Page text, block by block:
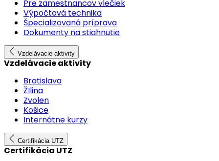
Pre zamestnancov vlečiek
Výpočtová technika
Špecializovaná príprava
Dokumenty na stiahnutie
Vzdelávacie aktivity
Vzdelávacie aktivity
Bratislava
ŽIlina
Zvolen
Košice
Internátne kurzy
Certifikácia UTZ
Certifikácia UTZ